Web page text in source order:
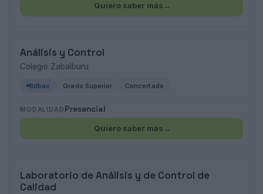
Quiero saber más →
Análisis y Control
Colegio Zabalburu
Bilbao Grado Superior Concertado
MODALIDAD Presencial
Quiero saber más →
Laboratorio de Análisis y de Control de
Calidad